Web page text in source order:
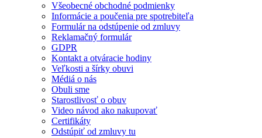
Všeobecné obchodné podmienky
Informácie a poučenia pre spotrebiteľa
Formulár na odstúpenie od zmluvy
Reklamačný formulár
GDPR
Kontakt a otváracie hodiny
Veľkosti a šírky obuvi
Médiá o nás
Obuli sme
Starostlivosť o obuv
Video návod ako nakupovať
Certifikáty
Odstúpiť od zmluvy tu